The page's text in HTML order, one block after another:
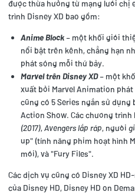
được thừa hưởng từ mạng lưới chị
trình Disney XD bao gồm:
Anime Block – một khối giới
nổi bật trên kênh, chẳng hạn
phát sóng mỗi thứ bảy.
Marvel trên Disney XD– một
xuất bởi Marvel Animation
cũng có 5 Series ngắn sử
Action Show. Các chương
(2017),Avengers lắp ráp, người
up" (tính năng phim hoạt hình
mới), và "Fury Files".
Các dịch vụ cũng có Disney XD
của Disney HD, Disney HD on